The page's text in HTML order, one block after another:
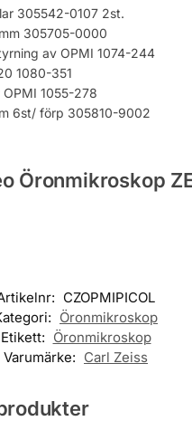
305542-0107 2st.
305705-0000
av OPMI 1074-244
1080-351
1055-278
6st/ förp 305810-9002
Öronmikroskop
CZOPMIPICOL
Öronmikroskop
Etikett: Öronmikroskop
Varumärke: Carl Zeiss